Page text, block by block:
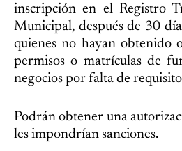
inscripción en el Registro
Municipal, después de 30
quienes no hayan obtenido
permisos o matrículas de
negocios por falta de
Podrán obtener una
les impondrían sanciones.